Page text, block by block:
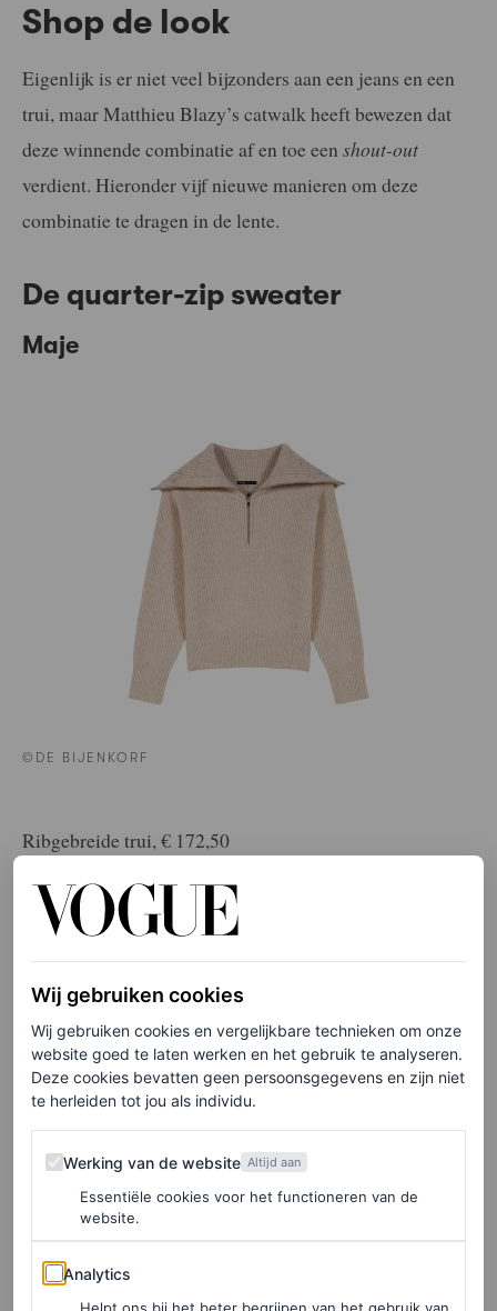
Shop de look
Eigenlijk is er niet veel bijzonders aan een jeans en een
trui, maar Matthieu Blazy’s catwalk heeft bewezen dat
deze winnende combinatie af en toe een shout-out
verdient. Hieronder vijf nieuwe manieren om deze
combinatie te dragen in de lente.
De quarter-zip sweater
Maje
©DE BIJENKORF
Ribgebreide trui, € 172,50
HIER TE KOOP
Wij gebruiken cookies
Wij gebruiken cookies en vergelijkbare technieken om onze
website goed te laten werken en het gebruik te analyseren.
Deze cookies bevatten geen persoonsgegevens en zijn niet
te herleiden tot jou als individu.
Werking van de website
Werking van de website Altijd aan
Essentiële cookies voor het functioneren van de
website.
Analytics
Analytics